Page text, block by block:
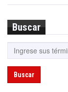
Buscar
Buscar